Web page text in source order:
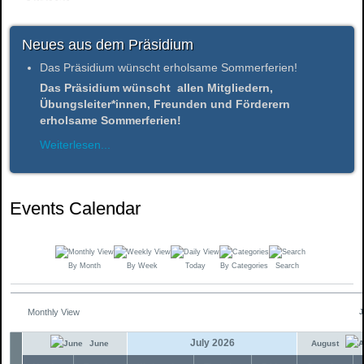
Neues aus dem Präsidium
Das Präsidium wünscht erholsame Sommerferien!
Das Präsidium wünscht allen Mitgliedern,
Übungsleiter*innen, Freunden und Förderern
erholsame Sommerferien!
Weiterlesen...
Events Calendar
By Month By Week Today By Categories Search
Monthly View
June July 2026 August